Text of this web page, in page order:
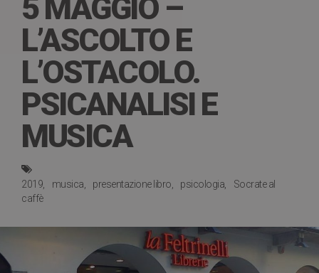
5 MAGGIO –
L’ASCOLTO E
L’OSTACOLO.
PSICANALISI E
MUSICA
2019 musica presentazione libro psicologia
Socrate al
caffè